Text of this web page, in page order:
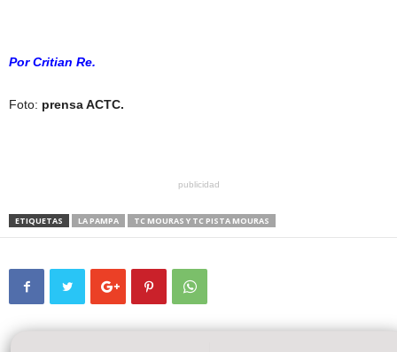
Por Critian Re.
Foto: prensa ACTC.
publicidad
ETIQUETAS LA PAMPA TC MOURAS Y TC PISTA MOURAS